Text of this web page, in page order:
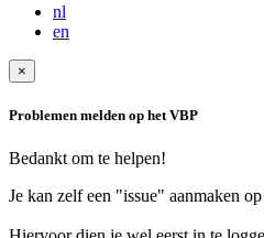
nl
en
×
Problemen melden op het VBP
Bedankt om te helpen!
Je kan zelf een "issue" aanmaken op